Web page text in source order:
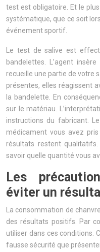
test est obligatoire. Et le
systématique, que ce soit
événement sportif.
Le test de salive est
bandelettes. L’agent
recueille une partie de votre
présentes, elles réagissent
la bandelette. En
sur le matériau.
instructions du fabricant.
médicament vous avez
résultats restent
savoir quelle quantité vous
Les
éviter un
La consommation de
des résultats positifs. Par
utiliser dans ces conditions.
fausse sécurité que